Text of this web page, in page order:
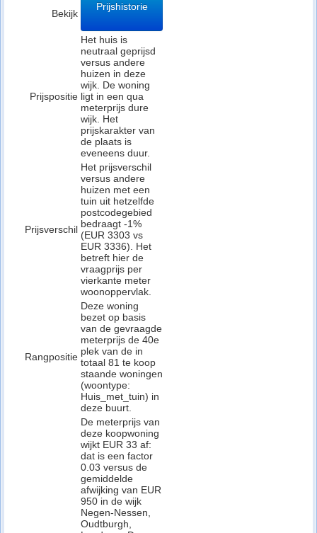
Bekijk
Prijshistorie
Prijspositie
Het huis is
neutraal geprijsd
versus andere
huizen in deze
wijk. De woning
ligt in een qua
meterprijs dure
wijk. Het
prijskarakter van
de plaats is
eveneens duur.
Prijsverschil
Het prijsverschil
versus andere
huizen met een
tuin uit hetzelfde
postcodegebied
bedraagt -1%
(EUR 3303 vs
EUR 3336). Het
betreft hier de
vraagprijs per
vierkante meter
woonoppervlak.
Rangpositie
Deze woning
bezet op basis
van de gevraagde
meterprijs de 40e
plek van de in
totaal 81 te koop
staande woningen
(woontype:
Huis_met_tuin) in
deze buurt.
De meterprijs van
deze koopwoning
wijkt EUR 33 af:
dat is een factor
0.03 versus de
gemiddelde
afwijking van EUR
950 in de wijk
Negen-Nessen,
Oudtburgh,